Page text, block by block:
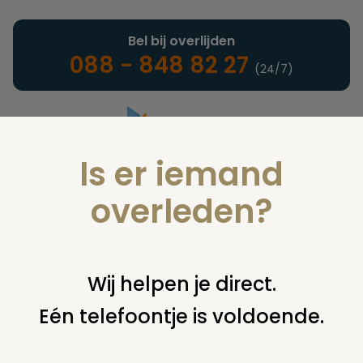
Landelijke uitvaartonderneming
Bel bij overlijden
088 - 848 82 27 (24/7)
U bent hier: home juridisch overige erfenis / erfrecht auto
Is er iemand
overleden?
Wij helpen je direct.
Eén telefoontje is voldoende.